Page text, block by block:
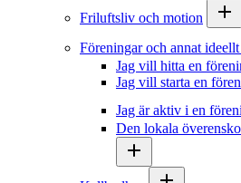
Friluftsliv och motion
Föreningar och annat
Jag vill hitta en
Jag vill starta en
Jag är aktiv i en
Den lokala